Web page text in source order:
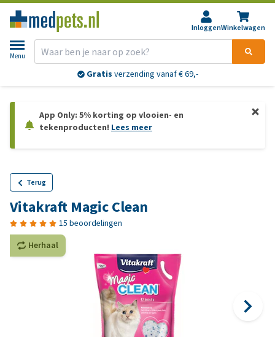
InloggenWinkelwagen
Menu
Gratis verzending vanaf € 69,-
App Only: 5% korting op vlooien- en
tekenproducten! Lees meer
Terug
Vitakraft Magic Clean
15 beoordelingen
Herhaal